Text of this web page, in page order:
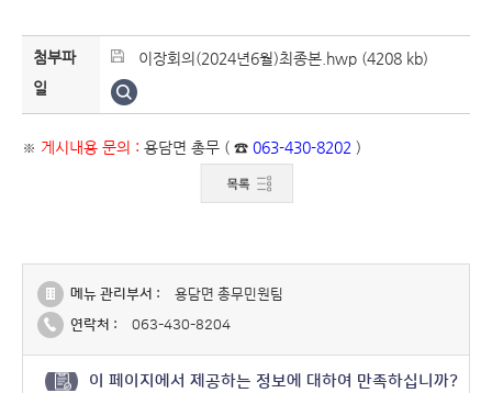
첨부파
일
이장회의(2024년6월)최종본.hwp (4208 kb)
※ 게시내용 문의 : 용담면 총무 ( ☎ 063-430-8202 )
메뉴 관리부서 :
용담면 총무민원팀
연락처 :
063-430-8204
이 페이지에서 제공하는 정보에 대하여 만족하십니까?